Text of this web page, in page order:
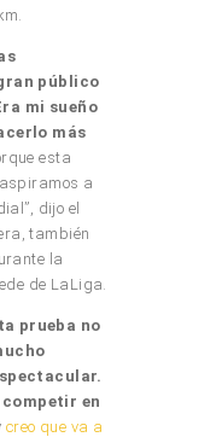
público
mi sueño
más
esta
a
dijo el
también
la
de LaLiga.
prueba no
en
creo que va a